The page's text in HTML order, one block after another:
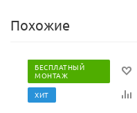
Похожие
БЕСПЛАТНЫЙ
МОНТАЖ
ХИТ